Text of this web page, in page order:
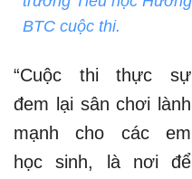
BTC cuộc thi.
“Cuộc thi thực sự
đem lại sân chơi lành
mạnh cho các em
học sinh, là nơi để